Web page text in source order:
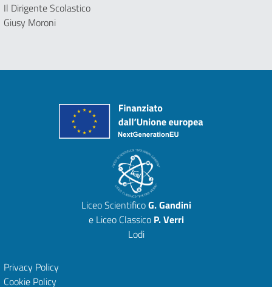
Il Dirigente Scolastico
Giusy Moroni
Liceo ScientificoG. Gandini
e Liceo Classico P. Verri
Lodi
Privacy Policy
Cookie Policy